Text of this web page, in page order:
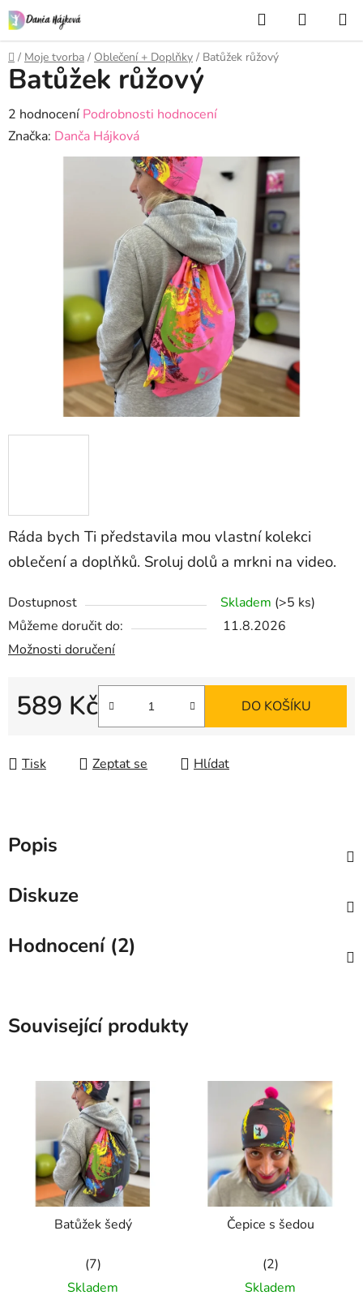
Přejít
na
obsah
Hledat
KOŠÍK
Domů
/ Moje tvorba / Oblečení + Doplňky / Batůžek růžový
Ráda bych Ti představila mou vlastní kolekci
oblečení a doplňků. Sroluj dolů a mrkni na video.
Dostupnost Skladem (>5 ks)
Můžeme doručit do:
11.8.2026
Možnosti doručení
589 Kč DO KOŠÍKU
Tisk Zeptat se Hlídat
Batůžek růžový
Průměrné
hodnocení
hvězdiček.
2 hodnocení Podrobnosti hodnocení
Značka: Danča Hájková
Popis
Diskuze
Hodnocení (2)
Související produkty
Batůžek šedý
Průměrné
hodnocení
Skladem
Čepice s šedou
Průměrné
hodnocení
Skladem